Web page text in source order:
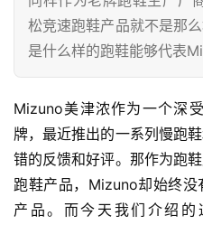
松竞速跑鞋产品就不是那
是什么样的跑鞋能够代表
Mizuno美津浓作为一个深
牌，最近推出的一系列慢跑
错的反馈和好评。那作为跑
跑鞋产品，Mizuno却始终
产品。而今天我们介绍的